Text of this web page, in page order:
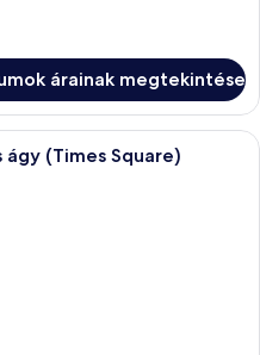
árainak megtekintése
A kilátás egy ablakból, ahonnan
(Times Square)